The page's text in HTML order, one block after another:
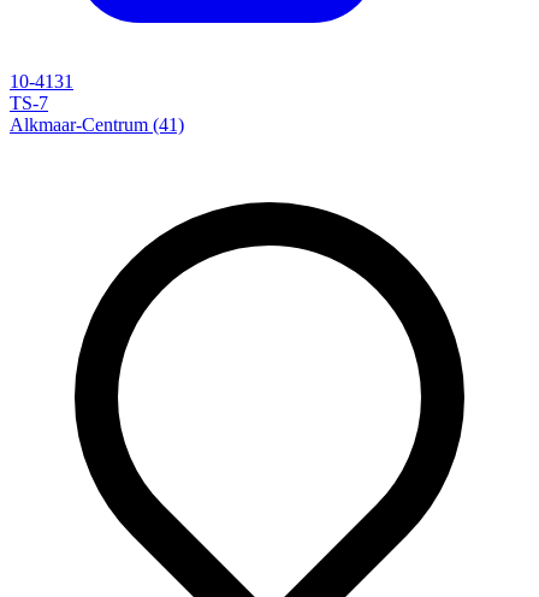
10-4131
TS-7
Alkmaar-Centrum (41)